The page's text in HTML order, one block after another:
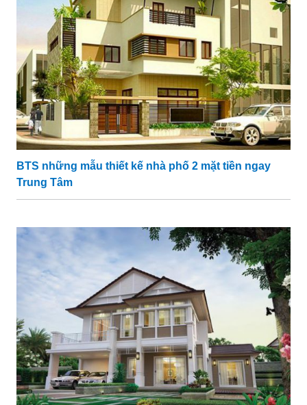
BTS những mẫu thiết kế nhà phố 2 mặt tiền ngay
Trung Tâm